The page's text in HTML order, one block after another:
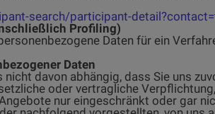
search/participant-
Profiling)
Daten für ein
Daten
davon abhängig, dass Sie uns
oder vertragliche
nur eingeschränkt oder gar